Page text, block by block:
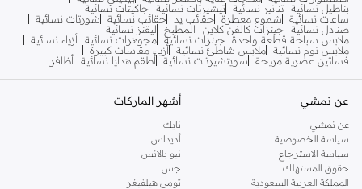
بناطيل نسائية تنانير نسائية تيشيرتات نسائية جاكيتات نسائية
ساعات نسائية
شموع معطرة حقائب يد حقائب نسائية
شورتات نسائية
صنادل نسائية جينزات كالفن كلاين المطبخ
ليقنز نسائية
ملابس سباحة قطعة واحدة جينزات نسائية مجوهرات نسائية أزياء نسائية
ملابس نوم نسائية ملابس شاطئ نسائية أزياء مقاسات كبيرة
فساتين عصرية مريحة
سويتشيرتات نسائية أطقم هدايا نسائية أظافر
عن نمشي
عن نمشي
سياسة الخصوصية
سياسة الاسترجاع
حقوق المستهلك
المملكة العربية السعودية
أشهر الماركات
نايك
أديداس
نيو بالانس
جس
تومي هيلفيغر